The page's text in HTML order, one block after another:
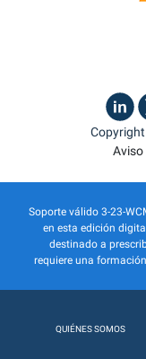
Aviso
Soporte válido 3-23-
en esta edición
destinado a
requiere una
QUIÉNES SOMOS